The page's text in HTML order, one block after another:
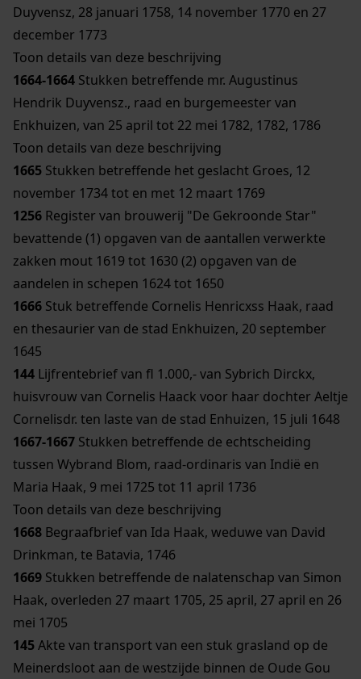
Duyvensz, 28 januari 1758, 14 november 1770 en 27
december 1773
Toon details van deze beschrijving
1664-1664 Stukken betreffende mr. Augustinus
Hendrik Duyvensz., raad en burgemeester van
Enkhuizen, van 25 april tot 22 mei 1782, 1782, 1786
Toon details van deze beschrijving
1665 Stukken betreffende het geslacht Groes, 12
november 1734 tot en met 12 maart 1769
1256 Register van brouwerij "De Gekroonde Star"
bevattende (1) opgaven van de aantallen verwerkte
zakken mout 1619 tot 1630 (2) opgaven van de
aandelen in schepen 1624 tot 1650
1666 Stuk betreffende Cornelis Henricxss Haak, raad
en thesaurier van de stad Enkhuizen, 20 september
1645
144 Lijfrentebrief van fl 1.000,- van Sybrich Dirckx,
huisvrouw van Cornelis Haack voor haar dochter Aeltje
Cornelisdr. ten laste van de stad Enhuizen, 15 juli 1648
1667-1667 Stukken betreffende de echtscheiding
tussen Wybrand Blom, raad-ordinaris van Indië en
Maria Haak, 9 mei 1725 tot 11 april 1736
Toon details van deze beschrijving
1668 Begraafbrief van Ida Haak, weduwe van David
Drinkman, te Batavia, 1746
1669 Stukken betreffende de nalatenschap van Simon
Haak, overleden 27 maart 1705, 25 april, 27 april en 26
mei 1705
145Akte van transport van een stuk grasland op de
Meinerdsloot aan de westzijde binnen de Oude Gou